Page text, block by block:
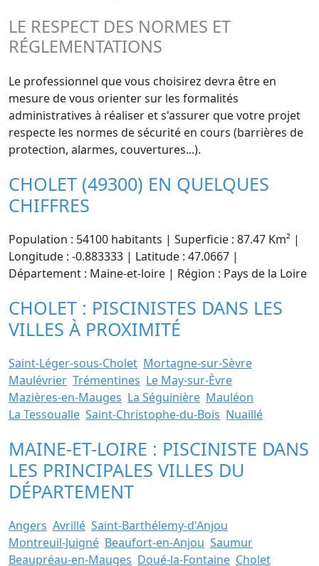
LE RESPECT DES NORMES ET
RÉGLEMENTATIONS
Le professionnel que vous choisirez devra être en
mesure de vous orienter sur les formalités
administratives à réaliser et s'assurer que votre projet
respecte les normes de sécurité en cours (barrières de
protection, alarmes, couvertures...).
CHOLET (49300) EN QUELQUES
CHIFFRES
Population : 54100 habitants | Superficie : 87.47 Km² |
Longitude : -0.883333 | Latitude : 47.0667 |
Département : Maine-et-loire | Région : Pays de la Loire
CHOLET : PISCINISTES DANS LES
VILLES À PROXIMITÉ
Saint-Léger-sous-Cholet Mortagne-sur-Sèvre
Maulévrier Trémentines Le May-sur-Èvre
Mazières-en-Mauges La Séguinière Mauléon
La Tessoualle Saint-Christophe-du-Bois Nuaillé
MAINE-ET-LOIRE : PISCINISTE DANS
LES PRINCIPALES VILLES DU
DÉPARTEMENT
Angers Avrillé Saint-Barthélemy-d'Anjou
Montreuil-Juigné Beaufort-en-Anjou Saumur
Beaupréau-en-Mauges Doué-la-Fontaine Cholet